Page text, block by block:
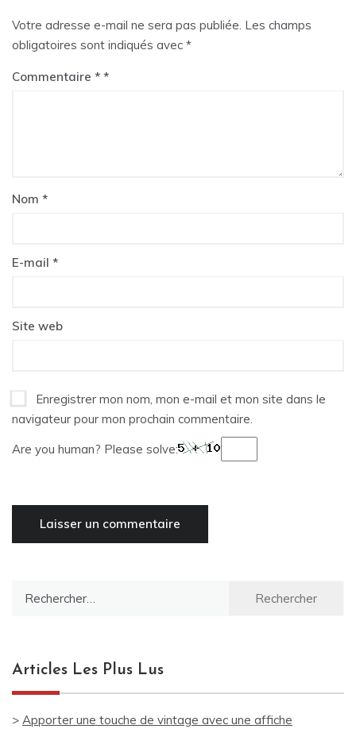
Votre adresse e-mail ne sera pas publiée. Les champs
obligatoires sont indiqués avec *
Commentaire *
Nom *
E-mail *
Site web
Enregistrer mon nom, mon e-mail et mon site dans le
navigateur pour mon prochain commentaire.
Are you human? Please solve:
Articles Les Plus Lus
> Apporter une touche de vintage avec une affiche